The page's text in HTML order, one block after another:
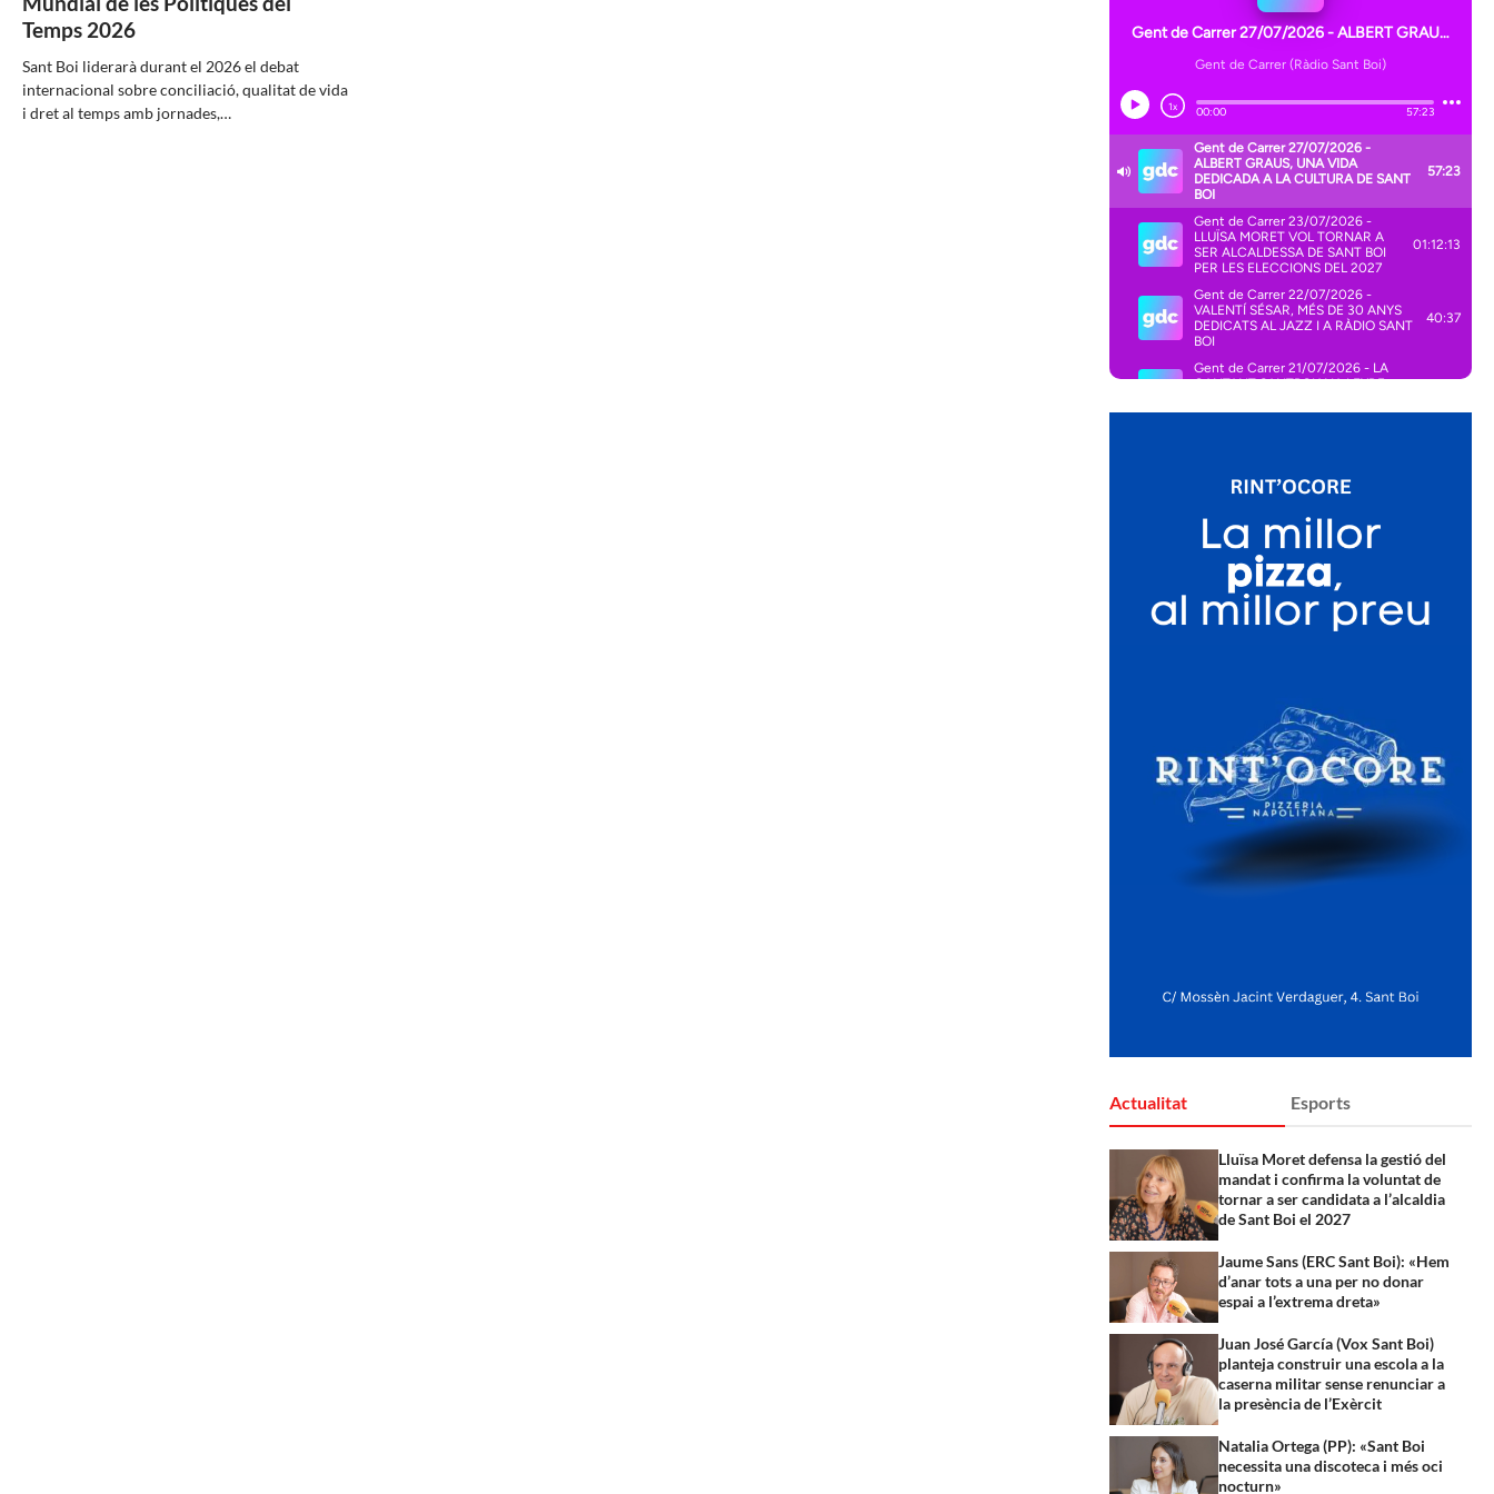
Temps 2026
Sant Boi liderarà durant el 2026 el debat
internacional sobre conciliació, qualitat de vida
i dret al temps amb jornades,…
Actualitat Esports
Lluïsa Moret defensa la gestió del
mandat i confirma la voluntat de
tornar a ser candidata a l’alcaldia
de Sant Boi el 2027
Jaume Sans (ERC Sant Boi): «Hem
d’anar tots a una per no donar
espai a l’extrema dreta»
Juan José García (Vox Sant Boi)
planteja construir una escola a la
caserna militar sense renunciar a
la presència de l’Exèrcit
Natalia Ortega (PP): «Sant Boi
necessita una discoteca i més oci
nocturn»